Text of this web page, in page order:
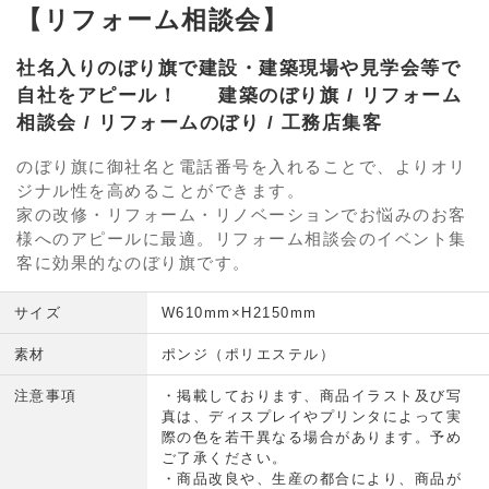
【リフォーム相談会】
社名入りのぼり旗で建設・建築現場や見学会等で
自社をアピール！ 建築のぼり旗 / リフォーム
相談会 / リフォームのぼり / 工務店集客
のぼり旗に御社名と電話番号を入れることで、よりオリ
ジナル性を高めることができます。
家の改修・リフォーム・リノベーションでお悩みのお客
様へのアピールに最適。リフォーム相談会のイベント集
客に効果的なのぼり旗です。
サイズ W610mm×H2150mm
素材 ポンジ（ポリエステル）
注意事項
・掲載しております、商品イラスト及び写
真は、ディスプレイやプリンタによって実
際の色を若干異なる場合があります。予め
ご了承ください。
・商品改良や、生産の都合により、商品が